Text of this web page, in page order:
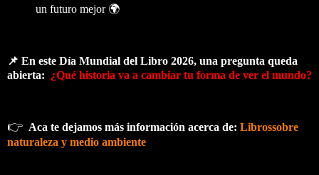
un futuro mejor 🌍
📌 En este Día Mundial del Libro 2026, una pregunta queda
abierta: ¿Qué historia va a cambiar tu forma de ver el mundo?
👉 Aca te dejamos más información acerca de: Librossobre
naturaleza y medio ambiente